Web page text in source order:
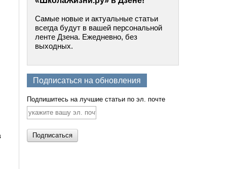
Самые новые и актуальные статьи
всегда будут в вашей персональной
ленте Дзена. Ежедневно, без
выходных.
Подписаться на обновления
Подпишитесь на лучшие статьи по эл. почте